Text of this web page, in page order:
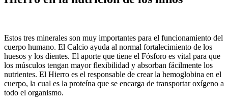
Estos tres minerales son muy importantes para el funcionamiento del
cuerpo humano. El Calcio ayuda al normal fortalecimiento de los
huesos y los dientes. El aporte que tiene el Fósforo es vital para que
los músculos tengan mayor flexibilidad y absorban fácilmente los
nutrientes. El Hierro es el responsable de crear la hemoglobina en el
cuerpo, la cual es la proteína que se encarga de transportar oxígeno a
todo el organismo.